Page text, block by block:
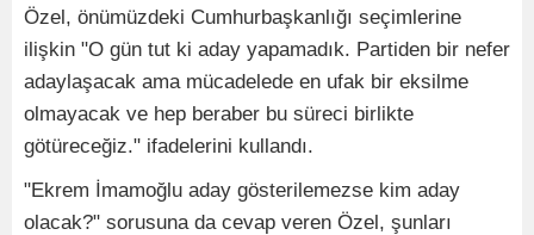
Özel, önümüzdeki Cumhurbaşkanlığı seçimlerine
ilişkin "O gün tut ki aday yapamadık. Partiden bir nefer
adaylaşacak ama mücadelede en ufak bir eksilme
olmayacak ve hep beraber bu süreci birlikte
götüreceğiz." ifadelerini kullandı.
"Ekrem İmamoğlu aday gösterilemezse kim aday
olacak?" sorusuna da cevap veren Özel, şunları